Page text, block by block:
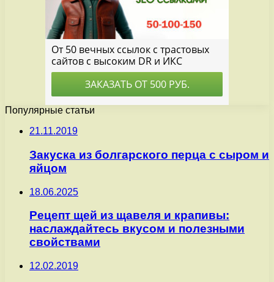
Популярные статьи
21.11.2019
Закуска из болгарского перца с сыром и
яйцом
18.06.2025
Рецепт щей из щавеля и крапивы:
наслаждайтесь вкусом и полезными
свойствами
12.02.2019